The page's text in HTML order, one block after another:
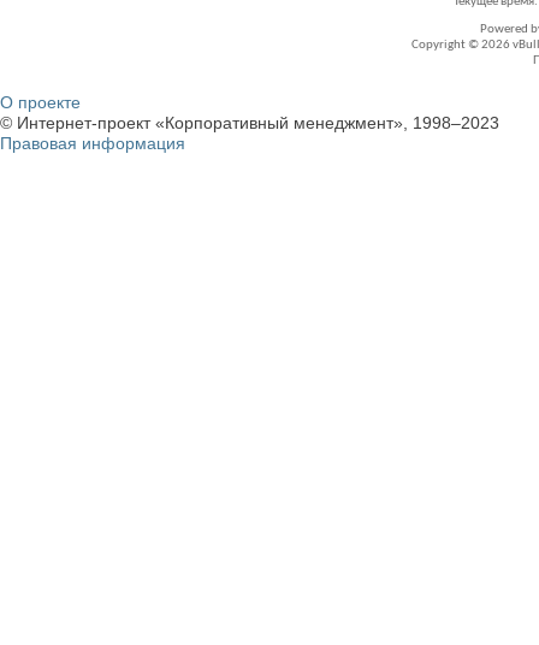
Powered
Copyright © 2026
О проекте
© Интернет-проект «Корпоративный менеджмент», 1998–2023
Правовая информация